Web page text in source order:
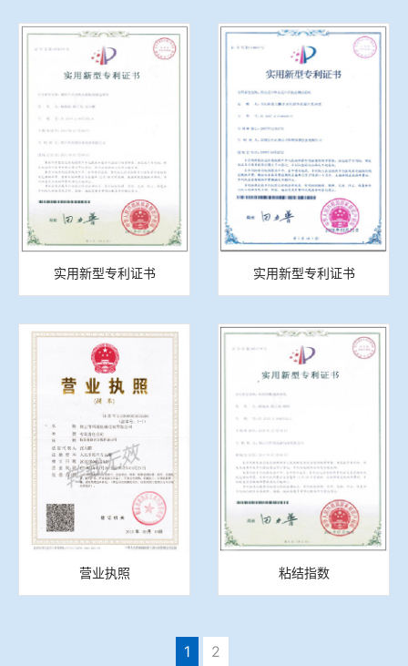
实用新型专利证书 实用新型专利证书
营业执照 粘结指数
1 2